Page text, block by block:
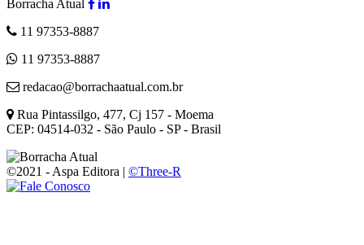
Borracha Atual
11 97353-8887
11 97353-8887
redacao@borrachaatual.com.br
Rua Pintassilgo, 477, Cj 157 - Moema
CEP: 04514-032 - São Paulo - SP - Brasil
©2021 - Aspa Editora | ©Three-R